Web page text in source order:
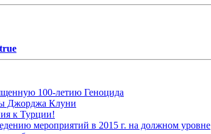
100-летию Геноцида
Джорджа Клуни
к Турции!
мероприятий в 2015 г. на должном уровне